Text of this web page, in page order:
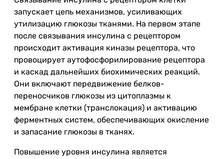
запускает цепь механизмов, усиливающих
утилизацию глюкозы тканями. На первом этапе
после связывания инсулина с рецептором
происходит активация киназы рецептора, что
провоцирует аутофосфорилирование рецептора
и каскад дальнейших биохимических реакций.
Они включают передвижение белков-
переносчиков глюкозы из цитоплазмы к
мембране клетки (транслокация) и активацию
ферментных систем, обеспечивающих окисление
и запасание глюкозы в тканях.
Повышение уровня инсулина является